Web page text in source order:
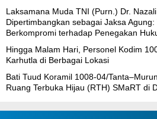
Laksamana Muda TNI (Purn.) Dr.
Dipertimbangkan sebagai Jaksa
Berkompromi terhadap Penegakan
Hingga Malam Hari, Personel Kodim
Karhutla di Berbagai Lokasi
Bati Tuud Koramil 1008-04/
Ruang Terbuka Hijau (RTH) SMaRT di